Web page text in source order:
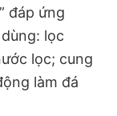
đáp ứng
lọc
lọc; cung
làm đá